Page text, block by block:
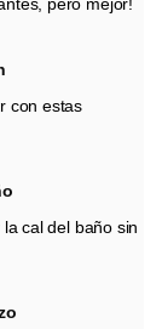
con estas
cal del baño sin